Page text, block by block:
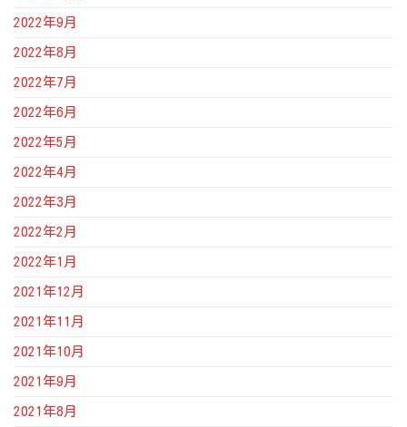
2022年9月
2022年8月
2022年7月
2022年6月
2022年5月
2022年4月
2022年3月
2022年2月
2022年1月
2021年12月
2021年11月
2021年10月
2021年9月
2021年8月